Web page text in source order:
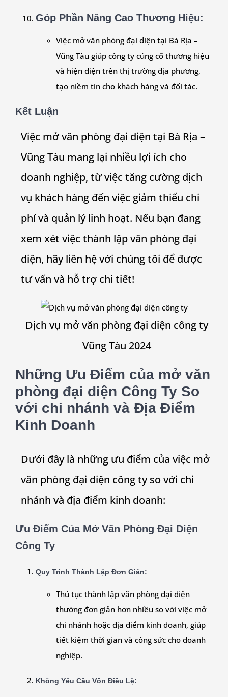
Góp Phần Nâng Cao Thương Hiệu:
Việc mở văn phòng đại diện tại Bà Rịa –
Vũng Tàu giúp công ty củng cố thương hiệu
và hiện diện trên thị trường địa phương,
tạo niềm tin cho khách hàng và đối tác.
Kết Luận
Việc mở văn phòng đại diện tại Bà Rịa –
Vũng Tàu mang lại nhiều lợi ích cho
doanh nghiệp, từ việc tăng cường dịch
vụ khách hàng đến việc giảm thiểu chi
phí và quản lý linh hoạt. Nếu bạn đang
xem xét việc thành lập văn phòng đại
diện, hãy liên hệ với chúng tôi để được
tư vấn và hỗ trợ chi tiết!
Dịch vụ mở văn phòng đại diện công ty
Vũng Tàu 2024
Những Ưu Điểm của mở văn
phòng đại diện Công Ty So
với chi nhánh và Địa Điểm
Kinh Doanh
Dưới đây là những ưu điểm của việc mở
văn phòng đại diện công ty so với chi
nhánh và địa điểm kinh doanh:
Ưu Điểm Của Mở Văn Phòng Đại Diện
Công Ty
Quy Trình Thành Lập Đơn Giản:
Thủ tục thành lập văn phòng đại diện
thường đơn giản hơn nhiều so với việc mở
chi nhánh hoặc địa điểm kinh doanh, giúp
tiết kiệm thời gian và công sức cho doanh
nghiệp.
Không Yêu Cầu Vốn Điều Lệ: